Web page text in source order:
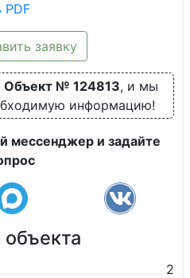
PDF
заявку
Объект № 124813, и мы
информацию!
мессенджер и задайте
2